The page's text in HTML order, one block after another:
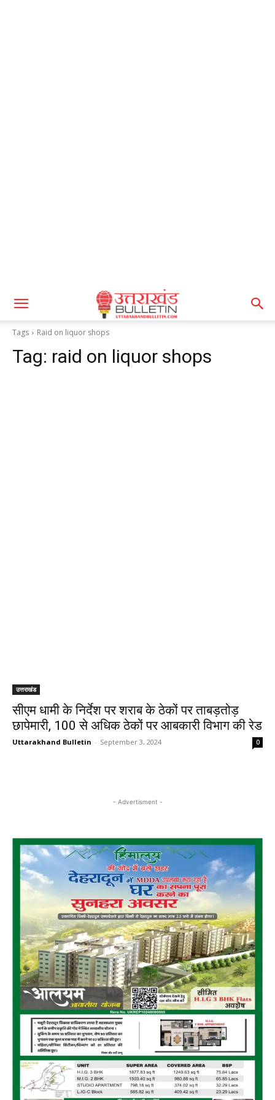
Tags Raid on liquor shops
Tag: raid on liquor shops
उत्तराखंड
सीएम धामी के निर्देश पर शराब के ठेकों पर ताबड़तोड़
छापेमारी, 100 से अधिक ठेकों पर आबकारी विभाग की रेड
Uttarakhand Bulletin - September 3, 2024 0
- Advertisment -